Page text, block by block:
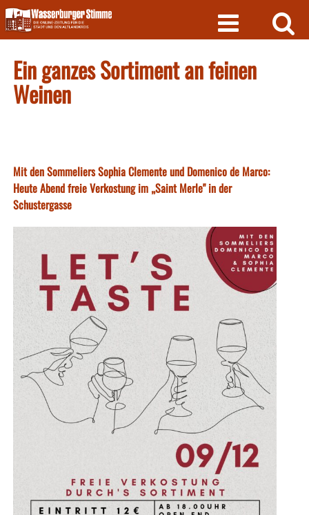
Skip
to
content
Ein ganzes Sortiment an feinen
Weinen
Mit den Sommeliers Sophia Clemente und Domenico de Marco:
Heute Abend freie Verkostung im „Saint Merle" in der
Schustergasse